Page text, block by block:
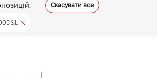
Скасувати все